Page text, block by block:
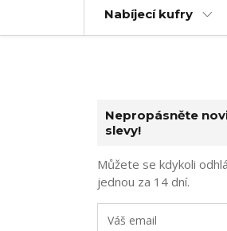
Nabíjecí kufry
Nepropásněte
slevy!
Můžete se kdykoli
jednou za 14 dní.